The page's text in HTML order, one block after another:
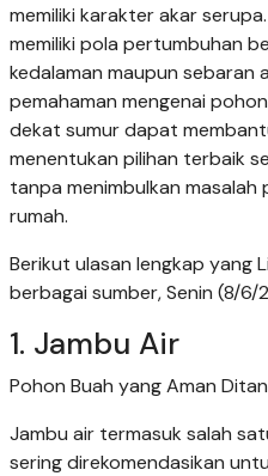
memiliki karakter akar
memiliki pola pertumbuhan
kedalaman maupun sebaran
pemahaman mengenai
dekat sumur dapat
menentukan pilihan terbaik
tanpa menimbulkan
rumah.
Berikut ulasan lengkap yang
berbagai sumber, Senin (8/6/
1. Jambu Air
Pohon Buah yang Aman
Jambu air termasuk salah
sering direkomendasikan